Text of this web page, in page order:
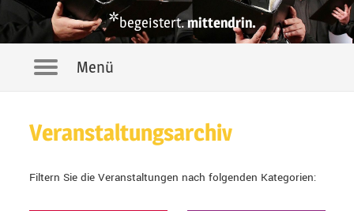
*begeistert.mittendrin.
NavigationMenü
Veranstaltungsarchiv
Filtern Sie die Veranstaltungen nach folgenden Kategorien: